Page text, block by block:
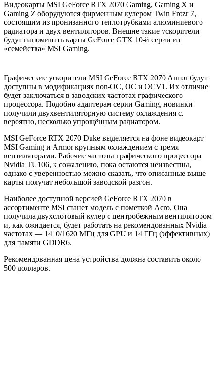
Видеокарты MSI GeForce RTX 2070 Gaming, Gaming X и
Gaming Z оборудуются фирменным кулером Twin Frozr 7,
состоящим из пронизанного теплотрубками алюминиевого
радиатора и двух вентиляторов. Внешне такие ускорители
будут напоминать карты GeForce GTX 10-й серии из
«семейства» MSI Gaming.
Графические ускорители MSI GeForce RTX 2070 Armor будут
доступны в модификациях non-OC, OC и OCV1. Их отличие
будет заключаться в заводских частотах графического
процессора. Подобно адаптерам серии Gaming, новинки
получили двухвентиляторную систему охлаждения с,
вероятно, несколько упрощённым радиатором.
MSI GeForce RTX 2070 Duke выделяется на фоне видеокарт
MSI Gaming и Armor крупным охлаждением с тремя
вентиляторами. Рабочие частоты графического процессора
Nvidia TU106, к сожалению, пока остаются неизвестны,
однако с уверенностью можно сказать, что описанные выше
карты получат небольшой заводской разгон.
Наиболее доступной версией GeForce RTX 2070 в
ассортименте MSI станет модель с пометкой Aero. Она
получила двухслотовый кулер с центробежным вентилятором
и, как ожидается, будет работать на рекомендованных Nvidia
частотах — 1410/1620 МГц для GPU и 14 ГГц (эффективных)
для памяти GDDR6.
Рекомендованная цена устройства должна составить около
500 долларов.